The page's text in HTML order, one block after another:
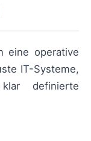
eine operative
IT-Systeme,
definierte